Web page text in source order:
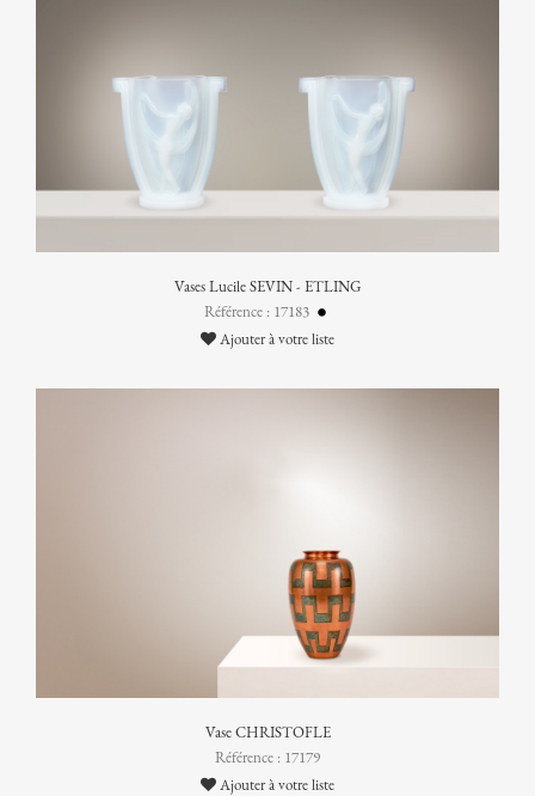
Vases Lucile SEVIN - ETLING
Référence : 17183
Ajouter à votre liste
Vase CHRISTOFLE
Référence : 17179
Ajouter à votre liste